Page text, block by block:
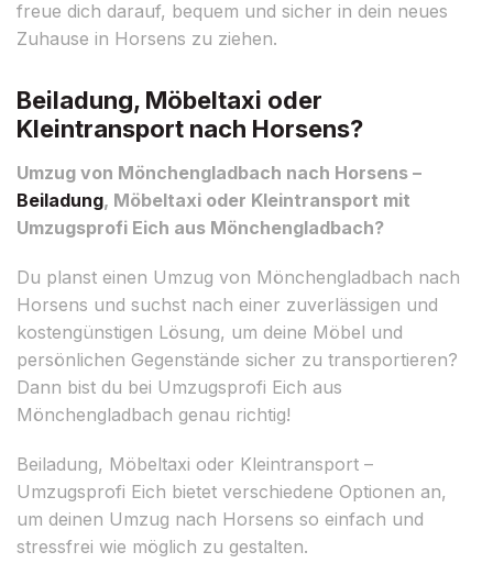
freue dich darauf, bequem und sicher in dein neues
Zuhause in Horsens zu ziehen.
Beiladung, Möbeltaxi oder
Kleintransport nach Horsens?
Umzug von Mönchengladbach nach Horsens –
Beiladung, Möbeltaxi oder Kleintransport mit
Umzugsprofi Eich aus Mönchengladbach?
Du planst einen Umzug von Mönchengladbach nach
Horsens und suchst nach einer zuverlässigen und
kostengünstigen Lösung, um deine Möbel und
persönlichen Gegenstände sicher zu transportieren?
Dann bist du bei Umzugsprofi Eich aus
Mönchengladbach genau richtig!
Beiladung, Möbeltaxi oder Kleintransport –
Umzugsprofi Eich bietet verschiedene Optionen an,
um deinen Umzug nach Horsens so einfach und
stressfrei wie möglich zu gestalten.